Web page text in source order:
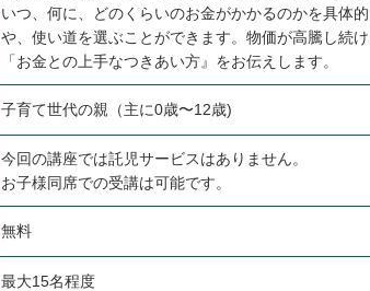
いつ、何に、どのくらいのお金がかかるのかを具体
や、使い道を選ぶことができます。物価が高騰し続
「お金との上手なつきあい方』をお伝えします。
子育て世代の親（主に0歳〜12歳)
今回の講座では託児サービスはありません。
お子様同席での受講は可能です。
無料
最大15名程度